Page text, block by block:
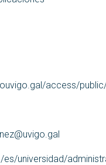
access/
es/universidad/